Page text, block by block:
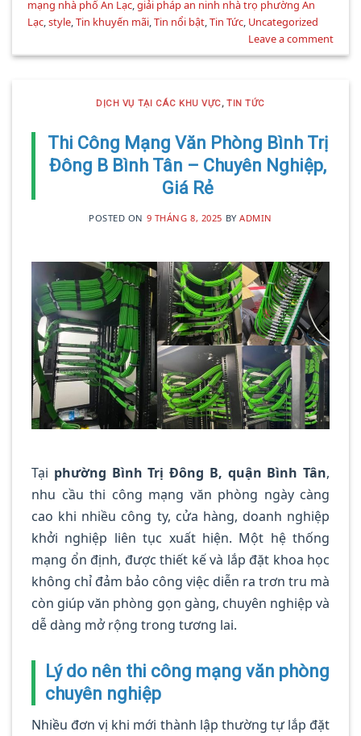
mạng nhà phố An Lạc,giải pháp an ninh nhà trọ phường An
Lạc,style,Tin khuyến mãi,Tin nổi bật,Tin Tức, Uncategorized
Leave a comment
DỊCH VỤ TẠI CÁC KHU VỰC,TIN TỨC
Thi Công Mạng Văn Phòng Bình Trị
Đông B Bình Tân – Chuyên Nghiệp,
Giá Rẻ
POSTED ON 9 THÁNG 8, 2025 BYADMIN
Tại phường Bình Trị Đông B, quận Bình Tân,
nhu cầu thi công mạng văn phòng ngày càng
cao khi nhiều công ty, cửa hàng, doanh nghiệp
khởi nghiệp liên tục xuất hiện. Một hệ thống
mạng ổn định, được thiết kế và lắp đặt khoa học
không chỉ đảm bảo công việc diễn ra trơn tru mà
còn giúp văn phòng gọn gàng, chuyên nghiệp và
dễ dàng mở rộng trong tương lai.
Lý do nên thi công mạng văn phòng
chuyên nghiệp
Nhiều đơn vị khi mới thành lập thường tự lắp đặt